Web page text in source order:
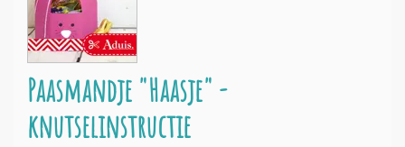
Paasmandje "Haasje" -
knutselinstructie